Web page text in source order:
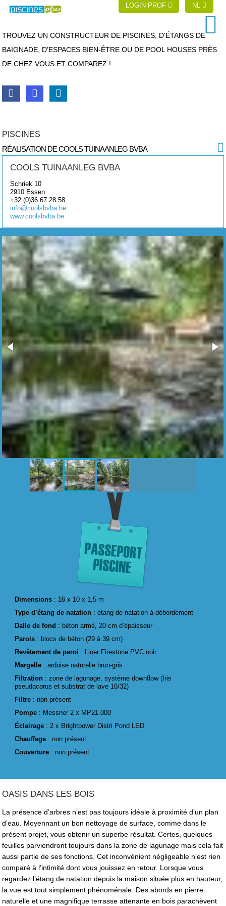
LOGIN PROF NL
TROUVEZ UN CONSTRUCTEUR DE PISCINES, D'ÉTANGS DE
BAIGNADE, D'ESPACES BIEN-ÊTRE OU DE POOL HOUSES PRÈS
DE CHEZ VOUS ET COMPAREZ !
PISCINES
RÉALISATION DE COOLS TUINAANLEG BVBA
COOLS TUINAANLEG BVBA
Schriek 10
2910 Essen
+32 (0)36 67 28 58
info@coolsbvba.be
www.coolsbvba.be
Dimensions : 16 x 10 x 1,5 m
Type d’étang de natation : étang de natation à débordement
Dalle de fond : béton armé, 20 cm d’épaisseur
Parois : blocs de béton (29 à 39 cm)
Revêtement de paroi : Liner Firestone PVC noir
Margelle : ardoise naturelle brun-gris
Filtration : zone de lagunage, système downflow (Iris
pseudacorus et substrat de lave 16/32)
Filtre : non présent
Pompe : Messner 2 x MP21.000
Éclairage : 2 x Brightpower Distri Pond LED
Chauffage : non présent
Couverture : non présent
OASIS DANS LES BOIS
La présence d’arbres n’est pas toujours idéale à proximité d’un plan
d’eau. Moyennant un bon nettoyage de surface, comme dans le
présent projet, vous obtenir un superbe résultat. Certes, quelques
feuilles parviendront toujours dans la zone de lagunage mais cela fait
aussi partie de ses fonctions. Cet inconvénient négligeable n’est rien
comparé à l’intimité dont vous jouissez en retour. Lorsque vous
regardez l’étang de natation depuis la maison située plus en hauteur,
la vue est tout simplement phénoménale. Des abords en pierre
naturelle et une magnifique terrasse attenante en bois parachèvent